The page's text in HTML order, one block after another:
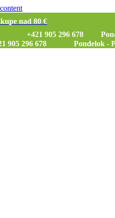
nad 80 €
+421 905 296 678
905 296 678 Pondelok -